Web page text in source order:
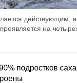
действующим, а
на
подростков